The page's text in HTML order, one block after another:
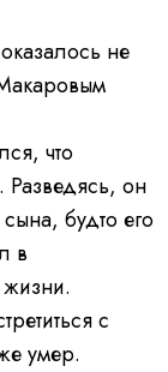
не
что
Разведясь, он
будто его
в
с
умер.